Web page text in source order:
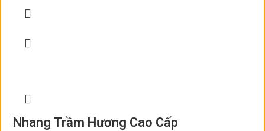
Nhang Trầm Hương Cao Cấp